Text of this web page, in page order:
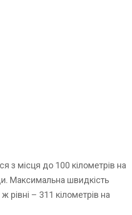
з місця до 100 кілометрів на
Максимальна швидкість
рівні – 311 кілометрів на